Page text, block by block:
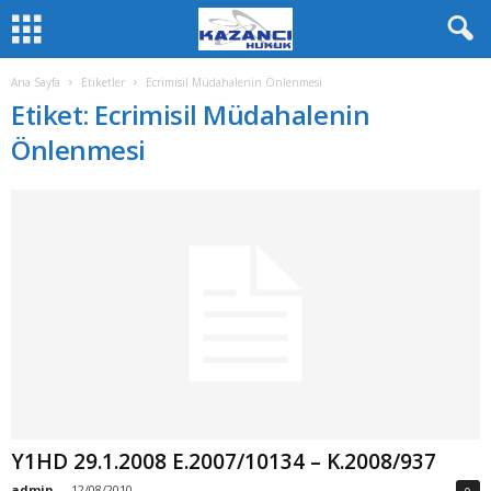
Ana Sayfa Etiketler Ecrimisil Müdahalenin Önlenmesi
Etiket: Ecrimisil Müdahalenin
Önlenmesi
Y1HD 29.1.2008 E.2007/10134 – K.2008/937